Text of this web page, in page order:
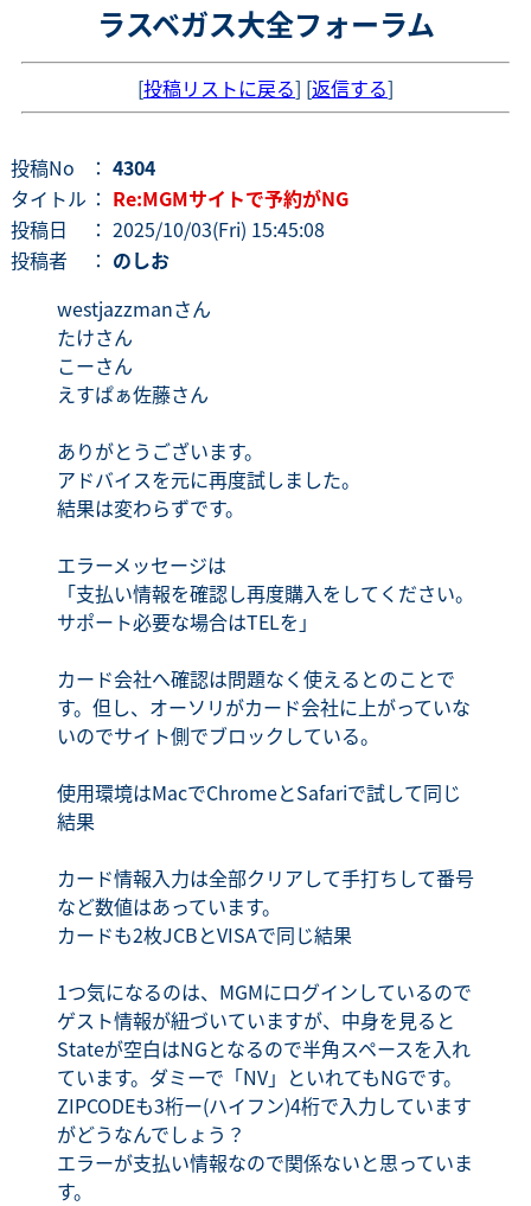
ラスベガス大全フォーラム
[投稿リストに戻る] [返信する]
投稿No ： 4304
タイトル ： Re:MGMサイトで予約がNG
投稿日
： 2025/10/03(Fri) 15:45:08
投稿者
： のしお
westjazzmanさん
たけさん
こーさん
えすぱぁ佐藤さん
ありがとうございます。
アドバイスを元に再度試しました。
結果は変わらずです。
エラーメッセージは
「支払い情報を確認し再度購入をしてください。
サポート必要な場合はTELを」
カード会社へ確認は問題なく使えるとのことで
す。但し、オーソリがカード会社に上がっていな
いのでサイト側でブロックしている。
使用環境はMacでChromeとSafariで試して同じ
結果
カード情報入力は全部クリアして手打ちして番号
など数値はあっています。
カードも2枚JCBとVISAで同じ結果
1つ気になるのは、MGMにログインしているので
ゲスト情報が紐づいていますが、中身を見ると
Stateが空白はNGとなるので半角スペースを入れ
ています。ダミーで「NV」といれてもNGです。
ZIPCODEも3桁ー(ハイフン)4桁で入力しています
がどうなんでしょう？
エラーが支払い情報なので関係ないと思っていま
す。